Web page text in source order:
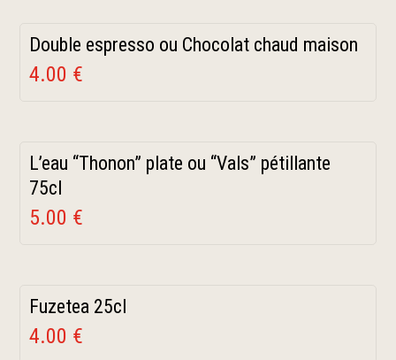
Double espresso ou Chocolat chaud maison
4.00 €
L’eau “Thonon” plate ou “Vals” pétillante
75cl
5.00 €
Fuzetea 25cl
4.00 €